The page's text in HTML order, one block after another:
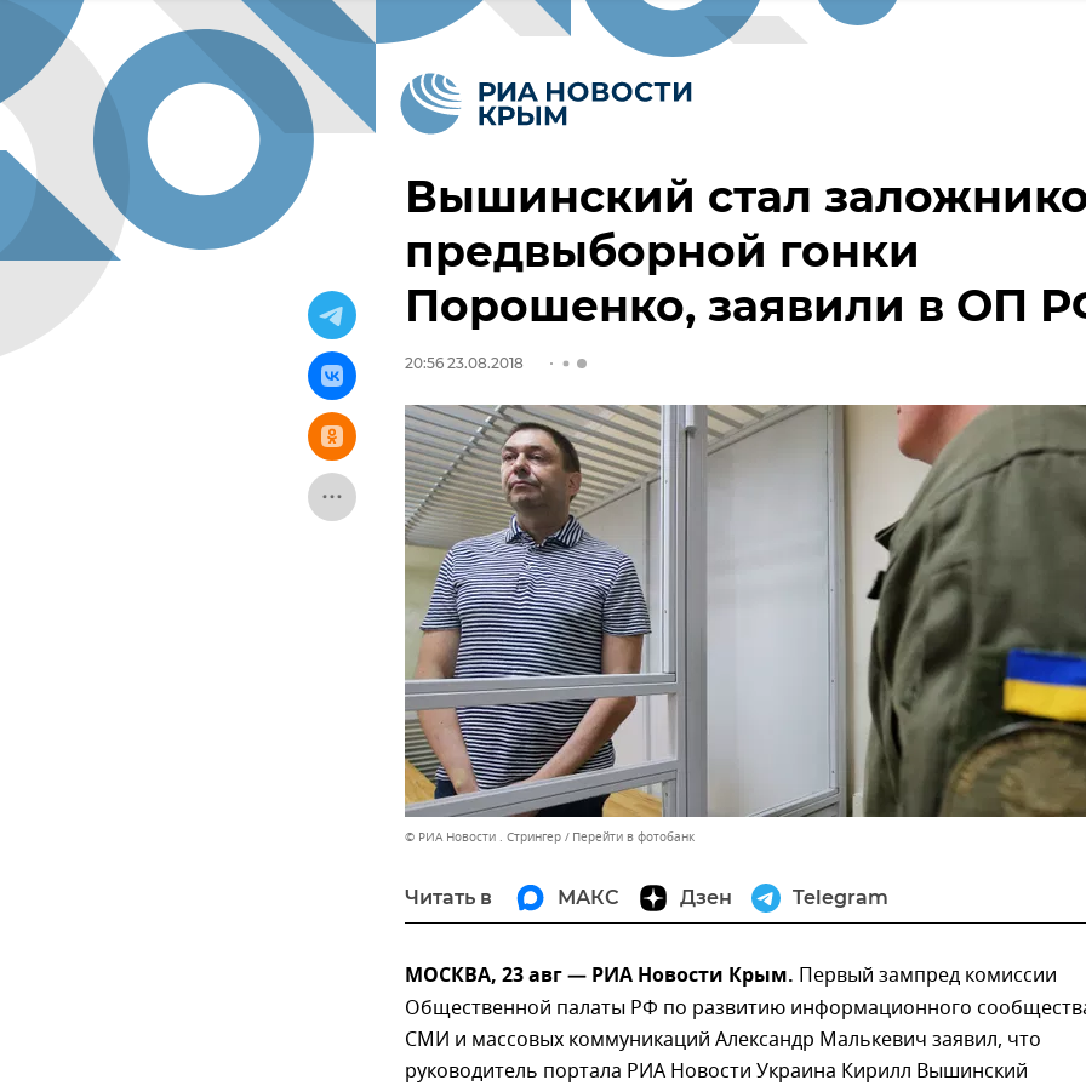
Вышинский стал
предвыборной гонки
Порошенко, заявили в ОП
20:56 23.08.2018
© РИА Новости . Стрингер Перейти в фотобанк
Читать в МАКС Дзен Telegram
МОСКВА, 23 авг — РИА Новости Крым. Первый зампред комиссии
Общественной палаты РФ по развитию информационного
СМИ и массовых коммуникаций Александр Малькевич заявил, что
руководитель портала РИА Новости Украина Кирилл Вышинский